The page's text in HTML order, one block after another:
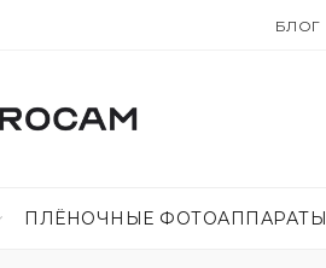
БЛОГ
ПЛЁНОЧНЫЕ ФОТОАППАРАТЫ